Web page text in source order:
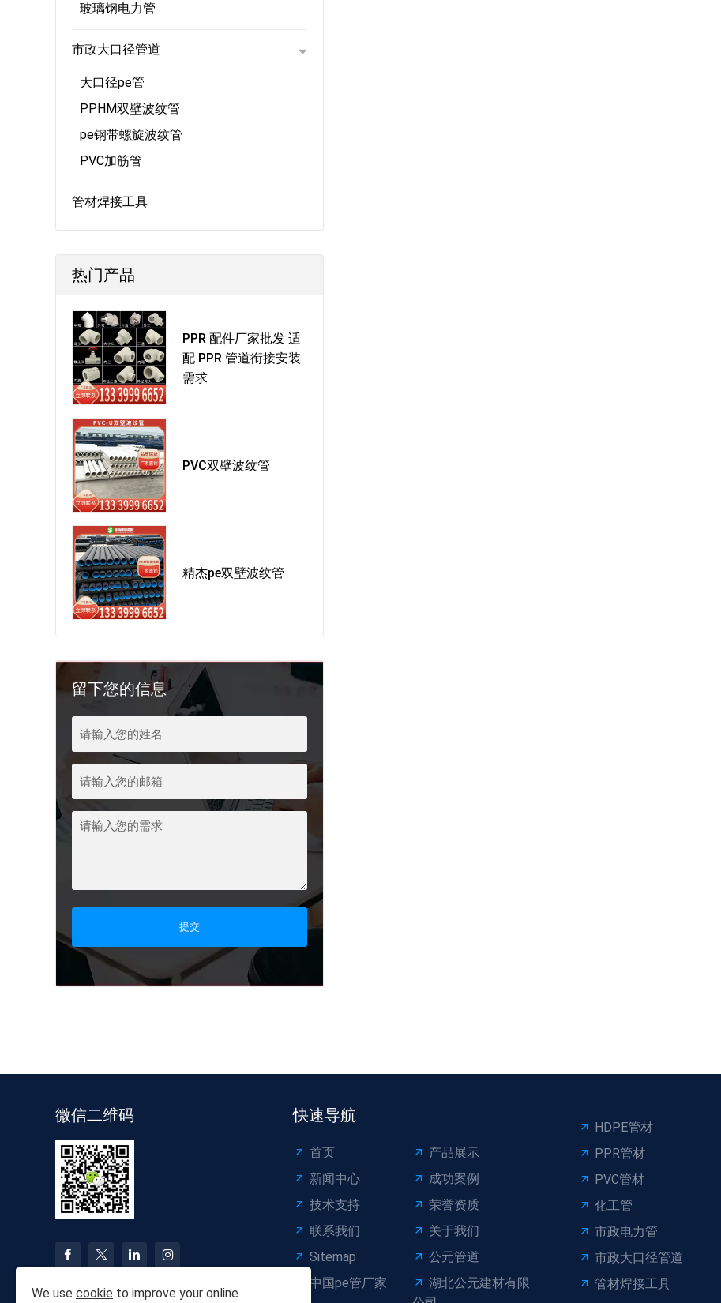
玻璃钢电力管
市政大口径管道
大口径pe管
PPHM双壁波纹管
pe钢带螺旋波纹管
PVC加筋管
管材焊接工具
热门产品
PPR 配件厂家批发 适
配 PPR 管道衔接安装
需求
PVC双壁波纹管
精杰pe双壁波纹管
留下您的信息
提交
微信二维码 快速导航
首页
产品展示
新闻中心
成功案例
技术支持
荣誉资质
联系我们
关于我们
Sitemap
公元管道
中国pe管厂家
湖北公元建材有限
HDPE管材
PPR管材
PVC管材
化工管
市政电力管
市政大口径管道
管材焊接工具
We use cookie to improve your online